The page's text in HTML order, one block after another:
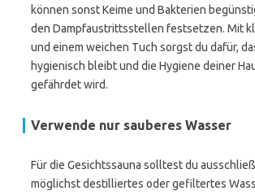
können sonst Keime und Bakterien
den Dampfaustrittsstellen festsetzen. Mit
und einem weichen Tuch sorgst du dafür,
hygienisch bleibt und die Hygiene deiner
gefährdet wird.
Verwende nur sauberes Wasser
Für die Gesichtssauna solltest du
möglichst destilliertes oder gefiltertes